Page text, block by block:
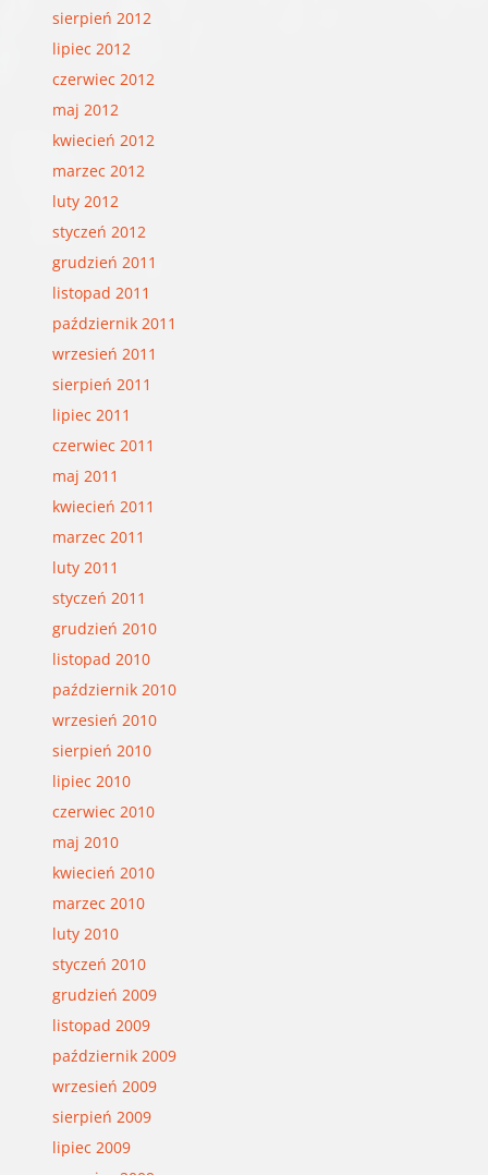
sierpień 2012
lipiec 2012
czerwiec 2012
maj 2012
kwiecień 2012
marzec 2012
luty 2012
styczeń 2012
grudzień 2011
listopad 2011
październik 2011
wrzesień 2011
sierpień 2011
lipiec 2011
czerwiec 2011
maj 2011
kwiecień 2011
marzec 2011
luty 2011
styczeń 2011
grudzień 2010
listopad 2010
październik 2010
wrzesień 2010
sierpień 2010
lipiec 2010
czerwiec 2010
maj 2010
kwiecień 2010
marzec 2010
luty 2010
styczeń 2010
grudzień 2009
listopad 2009
październik 2009
wrzesień 2009
sierpień 2009
lipiec 2009